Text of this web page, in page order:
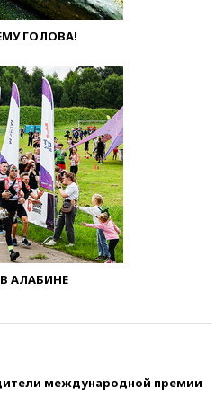
ГОЛОВА!
АЛАБИНЕ
международной премии